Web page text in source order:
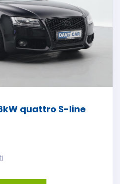
quattro S-line